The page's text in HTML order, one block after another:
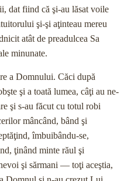
dat fiind că şi-au lăsat voile
şi-şi aţinteau mereu
atât de preadulcea Sa
minunate.
a Domnului. Căci după
şi a toată lumea, câţi au ne­
şi s-au făcut cu totul robi
mâncând, bând şi
îmbuibându-se,
ţinând minte răul şi
şi sărmani — toţi aceştia,